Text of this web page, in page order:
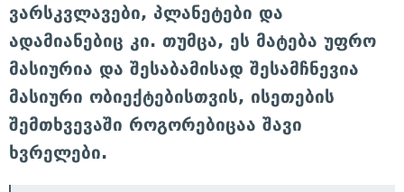
ვარსკვლავები, პლანეტები და
ადამიანებიც კი. თუმცა, ეს მატება უფრო
მასიურია და შესაბამისად შესამჩნევია
მასიური ობიექტებისთვის, ისეთების
შემთხვევაში როგორებიცაა შავი
ხვრელები.